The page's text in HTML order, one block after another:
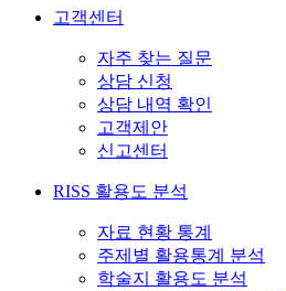
고객센터
자주 찾는 질문
상담 신청
상담 내역 확인
고객제안
신고센터
RISS 활용도 분석
자료 현황 통계
주제별 활용통계 분석
학술지 활용도 분석